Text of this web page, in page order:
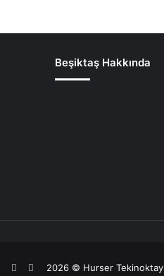
Beşiktaş Hakkında
2026 © Hurser Tekinoktay
SpotifyTikTokPatreon